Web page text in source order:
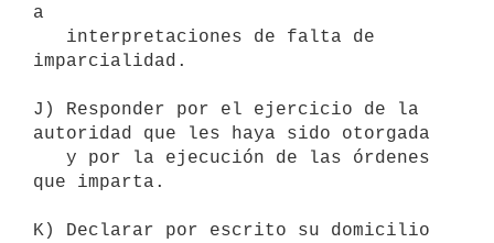
a
imparcialidad.
J) Responder por el ejercicio de la
autoridad que les haya sido otorgada
que imparta.
K) Declarar por escrito su domicilio